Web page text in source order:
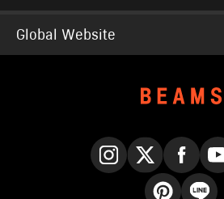
Global Website